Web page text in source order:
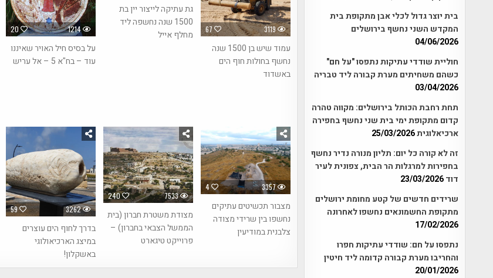
20 1214
על בסיס חיל האויר שאיננו
עוד – בח"א 5 – אל עריש
גת עתיקה לייצור יין בת
1500 שנה נחשפה ליד
מחלף אייל
67 3119
עמוד שיש בן 1500 שנה
נחשף בחולות חוף הים
באשדוד
59 3262
בדרך לחוף הים עוצרים
במיצג הארכיאולוגי
באשקלון!
240 7533
מצודת משטרת חברון (בית
הממשל הצבאי בחברון) –
פרוייקט טיגארט
4 3357
מצבור תכשיטים עתיקים
נחשפו בין שרידי מצודה
צלבנית במודיעין
בית יוצר גדול לכלי אבן מתקופת בית
המקדש השני נחשף בירושלים
04/06/2026
חוליית שודדי עתיקות נתפסו "על חם"
כשהם משחיתים מערת קבורה ליד טבריה
03/04/2026
תחת רחבת הכותל בירושלים: מקווה טהרה
קדום מתקופת ימי בית שני נחשף בחפירה
ארכיאלוגית25/03/2026
זה לא קורה כל יום: תליון מנורה נדיר נחשף
בחפירות למרגלות הר הבית, צפונית לעיר
דוד23/03/2026
שרידים חדשים של קטע מחומת ירושלים
מתקופת החשמונאים נחשפו לאחרונה
17/02/2026
נתפסו על חם: שודדי עתיקות חפרו
והחריבו מערת קבורה קדומה ליד חיטין
20/01/2026